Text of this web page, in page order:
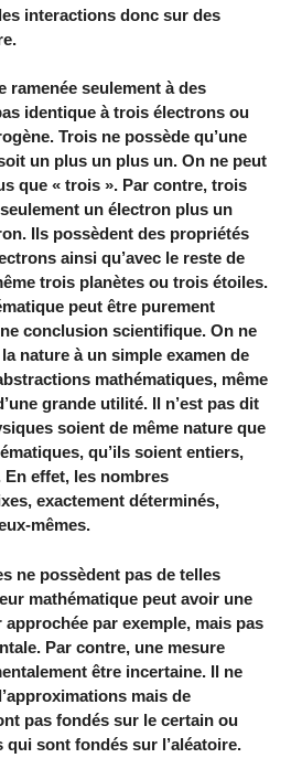
interactions donc sur des
ramenée seulement à des
identique à trois électrons ou
Trois ne possède qu’une
un plus un plus un. On ne peut
que « trois ». Par contre, trois
un électron plus un
Ils possèdent des propriétés
ainsi qu’avec le reste de
trois planètes ou trois étoiles.
peut être purement
conclusion scientifique. On ne
nature à un simple examen de
mathématiques, même
grande utilité. Il n’est pas dit
soient de même nature que
qu’ils soient entiers,
En effet, les nombres
exactement déterminés,
mêmes.
ne possèdent pas de telles
mathématique peut avoir une
par exemple, mais pas
Par contre, une mesure
être incertaine. Il ne
mais de
pas fondés sur le certain ou
qui sont fondés sur l’aléatoire.